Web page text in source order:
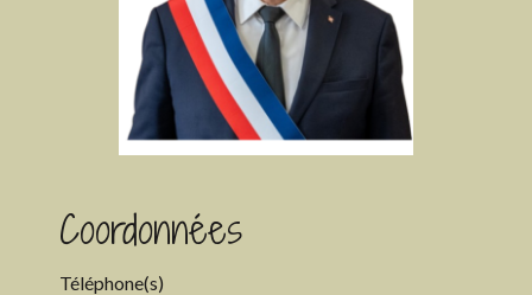
Coordonnées
Téléphone(s)